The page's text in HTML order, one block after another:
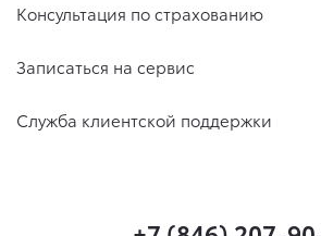
Консультация по страхованию
Записаться на сервис
Служба клиентской поддержки